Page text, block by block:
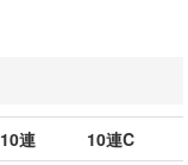
10連
10連C